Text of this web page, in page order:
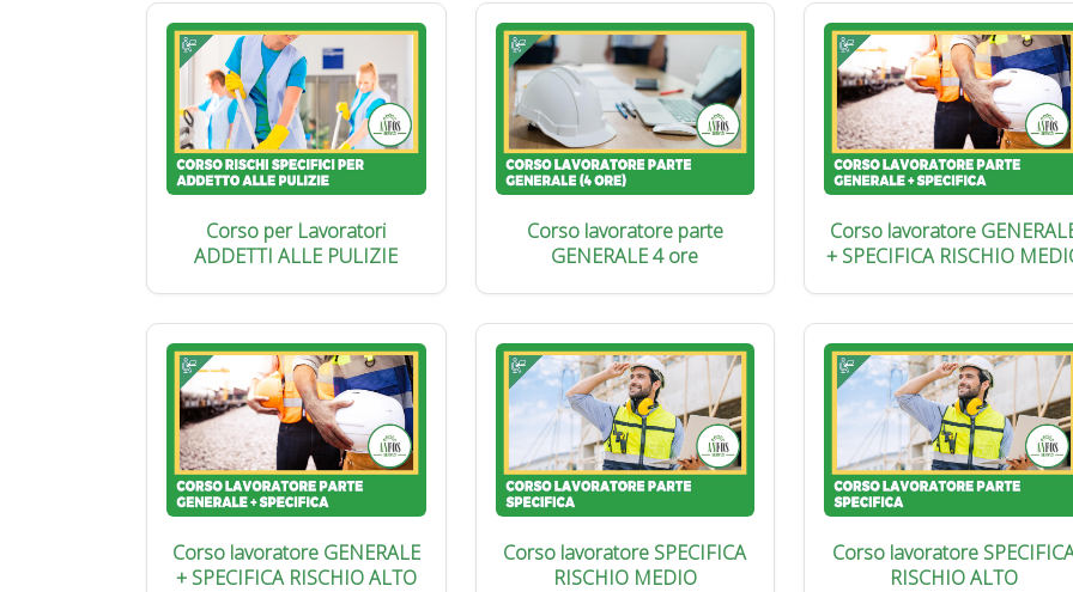
Corso per Lavoratori
ADDETTI ALLE PULIZIE
Corso lavoratore parte
GENERALE 4 ore
Corso lavoratore
+ SPECIFICA RISCHIO
Corso lavoratore GENERALE
+ SPECIFICA RISCHIO ALTO
Corso lavoratore SPECIFICA
RISCHIO MEDIO
Corso lavoratore
RISCHIO ALTO